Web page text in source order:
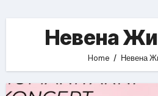
Невена
Home Невена